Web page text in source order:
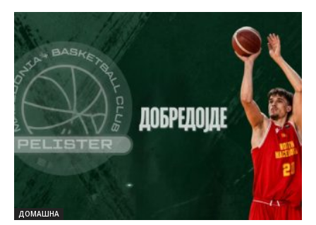
ДОМАШНА